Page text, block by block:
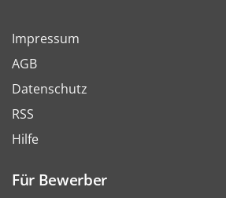
Impressum
AGB
Datenschutz
RSS
Hilfe
Für Bewerber